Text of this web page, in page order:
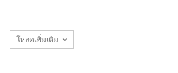
โหลดเพิ่มเติม